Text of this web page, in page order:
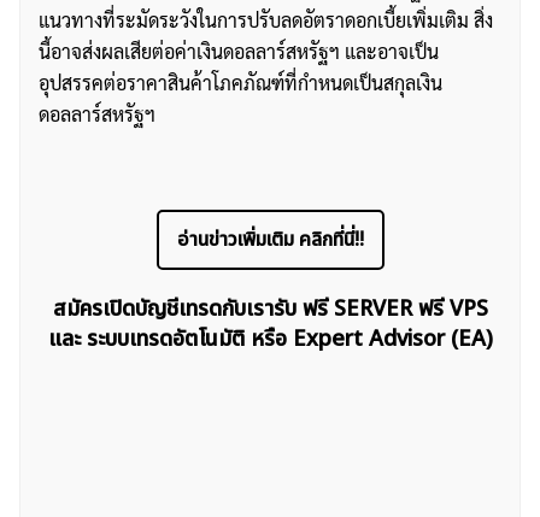
แนวทางที่ระมัดระวังในการปรับลดอัตราดอกเบี้ยเพิ่มเติม สิ่ง
นี้อาจส่งผลเสียต่อค่าเงินดอลลาร์สหรัฐฯ และอาจเป็น
อุปสรรคต่อราคาสินค้าโภคภัณฑ์ที่กำหนดเป็นสกุลเงิน
ดอลลาร์สหรัฐฯ
อ่านข่าวเพิ่มเติม คลิกที่นี่!!
สมัครเปิดบัญชีเทรดกับเรารับ ฟรี SERVER ฟรี VPS
และ ระบบเทรดอัตโนมัติ หรือ Expert Advisor (EA)